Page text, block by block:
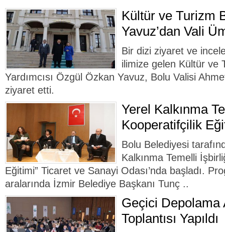
Kültür ve Turizm
Yavuz’dan Vali
Bir dizi ziyaret ve
ilimize gelen Kültür ve
Yardımcısı Özgül Özkan Yavuz, Bolu Valisi
ziyaret etti.
Yerel Kalkınma
Kooperatifçilik
Bolu Belediyesi
Kalkınma Temelli
Eğitimi” Ticaret ve Sanayi Odası’nda başladı.
aralarında İzmir Belediye Başkanı Tunç ..
Geçici Depolama
Toplantısı Yapıldı